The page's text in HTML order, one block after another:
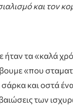
και τον
ήταν τα «καλά
«που
σάρκα και οστά
των